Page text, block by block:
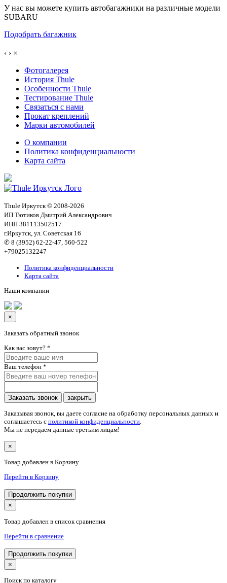
У нас вы можете купить автобагажники на различные модели
SUBARU
Подобрать багажник
‹ › ×
Фотогалерея
История Thule
Особенности Thule
Тестирование Thule
Связаться с нами
Прокат креплений
Марки автомобилей
О компании
Политика конфиденциальности
Карта сайта
Thule Иркутск © 2008-2026
ИП Тютиков Дмитрий Александрович
ИНН 381113502517
г.Иркутск, ул. Советская 16
✆ 8 (3952) 62-22-47, 560-522
+79025132247
Политика конфиденциальности
Карта сайта
Наши компании
×
Заказать обратный звонок
Как вас зовут? *
Ваш телефон *
Заказать звонок закрыть
Заказывая звонок, вы даете согласие на обработку персональных данных и
соглашаетесь c политикой конфиденциальности.
Мы не передаем данные третьим лицам!
×
Товар добавлен в Корзину
Перейти в Корзину
Продолжить покупки
×
Товар добавлен в список сравнения
Перейти в сравнение
Продолжить покупки
×
Поиск по каталогу